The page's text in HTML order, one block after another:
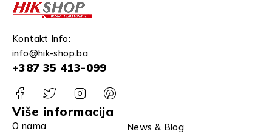
Kontakt Info:
info@hik-shop.ba
+387 35 413-099
Više informacija
O nama
News & Blog